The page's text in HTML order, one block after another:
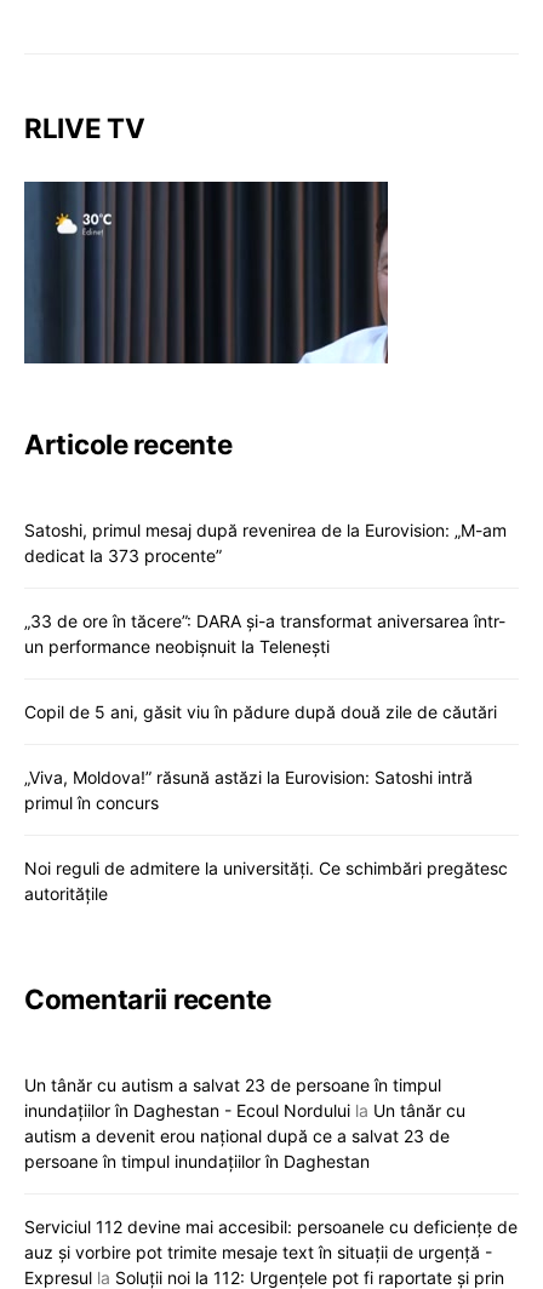
RLIVE TV
Articole recente
Satoshi, primul mesaj după revenirea de la Eurovision: „M-am
dedicat la 373 procente”
„33 de ore în tăcere”: DARA și-a transformat aniversarea într-
un performance neobișnuit la Telenești
Copil de 5 ani, găsit viu în pădure după două zile de căutări
„Viva, Moldova!” răsună astăzi la Eurovision: Satoshi intră
primul în concurs
Noi reguli de admitere la universități. Ce schimbări pregătesc
autoritățile
Comentarii recente
Un tânăr cu autism a salvat 23 de persoane în timpul
inundațiilor în Daghestan - Ecoul Nordului la Un tânăr cu
autism a devenit erou național după ce a salvat 23 de
persoane în timpul inundațiilor în Daghestan
Serviciul 112 devine mai accesibil: persoanele cu deficiențe de
auz și vorbire pot trimite mesaje text în situații de urgență -
Expresul la Soluții noi la 112: Urgențele pot fi raportate și prin